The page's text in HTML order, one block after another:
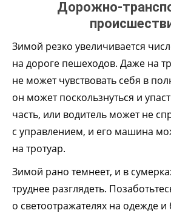
Дорожно-
Зимой резко увеличивается
на дороге пешеходов. Даже на
не может чувствовать себя в
он может поскользнуться и
часть, или водитель может не
с управлением, и его машина
на тротуар.
Зимой рано темнеет, и в
труднее разглядеть.
о светоотражателях на одежде и